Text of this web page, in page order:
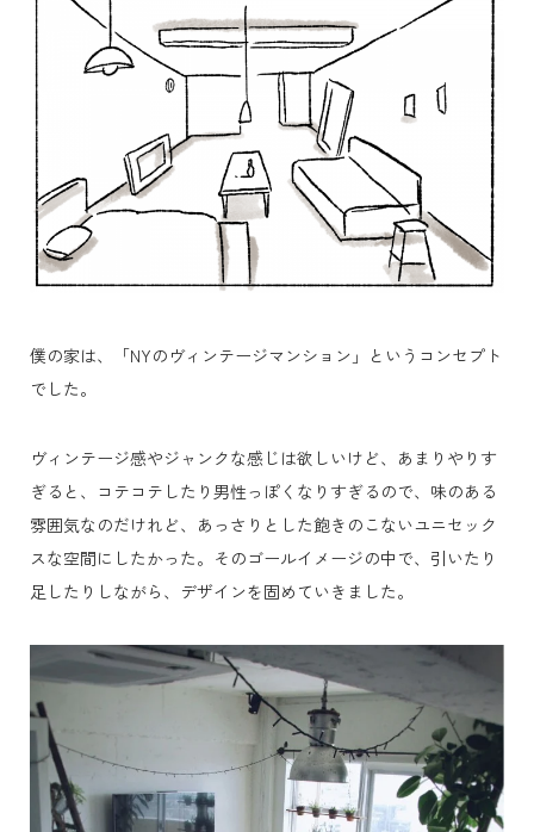
僕の家は、「NYのヴィンテージマンション」というコンセプト
でした。
ヴィンテージ感やジャンクな感じは欲しいけど、あまりやりす
ぎると、コテコテしたり男性っぽくなりすぎるので、味のある
雰囲気なのだけれど、あっさりとした飽きのこないユニセック
スな空間にしたかった。 そのゴールイメージの中で、引いたり
足したりしながら、デザインを固めていきました。